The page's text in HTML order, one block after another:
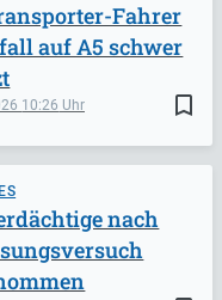
bookmark_border
10:26
Fahrer
auf A5 schwer
nach